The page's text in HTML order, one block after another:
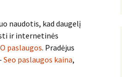
naudotis, kad daugelį
ir internetinės
paslaugos. Pradėjus
Seo paslaugos kaina,